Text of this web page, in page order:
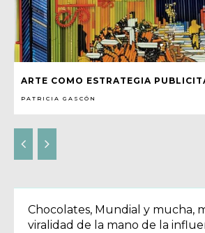
ARTE COMO ESTRATEGIA
PATRICIA GASCÓN
Chocolates, Mundial y mucha,
viralidad de la mano de la